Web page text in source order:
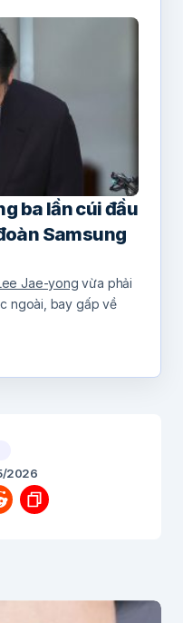
ba lần cúi đầu
Samsung
Jae-yong vừa phải
ngoài, bay gấp về
2026